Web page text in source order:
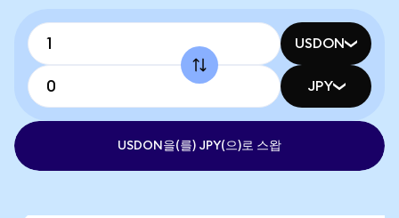
USDON
JPY
USDON을(를) JPY(으)로 스왑